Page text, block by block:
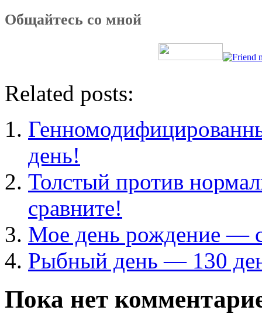
Общайтесь со мной
Related posts:
день!
Толстый против
сравните!
Мое день рождение —
Рыбный день — 130
Пока нет